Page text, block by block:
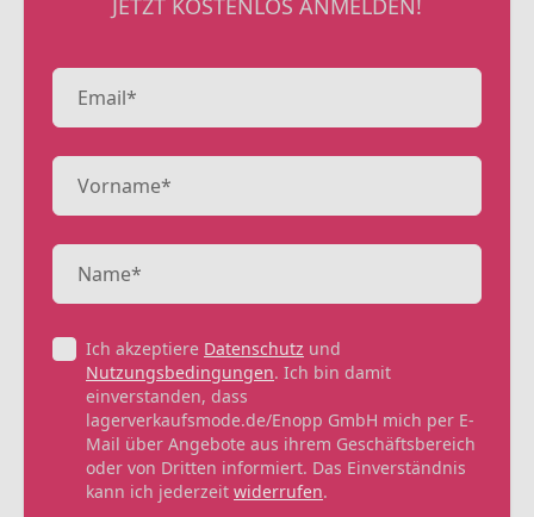
JETZT KOSTENLOS ANMELDEN!
Ich akzeptiere Datenschutz und
Nutzungsbedingungen. Ich bin damit
einverstanden, dass
lagerverkaufsmode.de/Enopp GmbH mich per E-
Mail über Angebote aus ihrem Geschäftsbereich
oder von Dritten informiert. Das Einverständnis
kann ich jederzeit widerrufen.